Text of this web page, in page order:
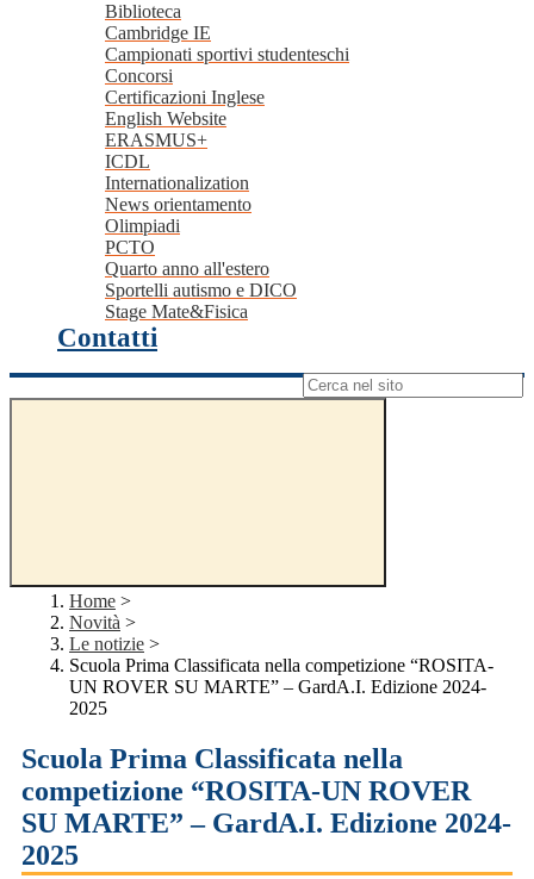
Biblioteca
Cambridge IE
Campionati sportivi studenteschi
Concorsi
Certificazioni Inglese
English Website
ERASMUS+
ICDL
Internationalization
News orientamento
Olimpiadi
PCTO
Quarto anno all'estero
Sportelli autismo e DICO
Stage Mate&Fisica
Contatti
Campo di ricerca per le pagine del sito
Home >
Novità >
Le notizie >
Scuola Prima Classificata nella competizione “ROSITA-
UN ROVER SU MARTE” – GardA.I. Edizione 2024-
2025
Scuola Prima Classificata nella
competizione “ROSITA-UN ROVER
SU MARTE” – GardA.I. Edizione 2024-
2025